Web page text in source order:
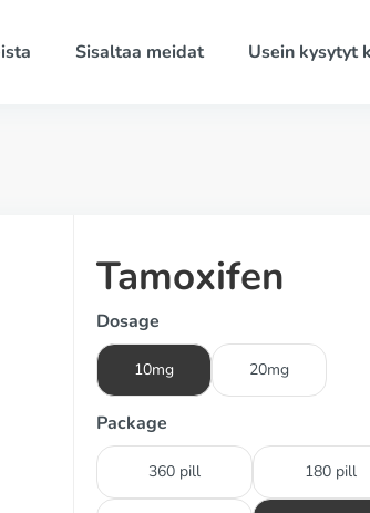
Sisaltaa meidat Usein kysytyt
Tamoxifen
Dosage
10mg 20mg
Package
360 pill 180 pill